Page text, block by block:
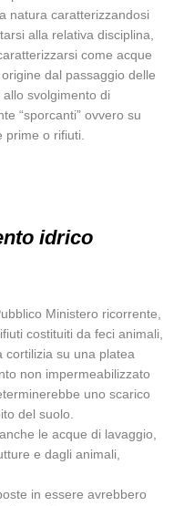
natura caratterizzandosi
alla relativa disciplina,
come acque
dal passaggio delle
svolgimento di
“sporcanti” ovvero su
o rifiuti.
idrico
Ministero ricorrente,
costituiti da feci animali,
cortilizia su una platea
non impermeabilizzato
uno scarico
del suolo.
le acque di lavaggio,
e dagli animali,
in essere avrebbero